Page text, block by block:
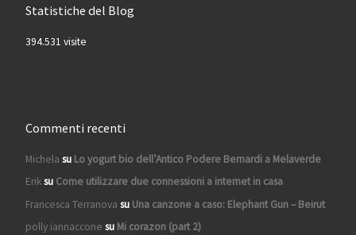
Statistiche del Blog
394.531 visite
Commenti recenti
Michela su Lo yogurt bio dell’Antico Podere Bernardi a Melaverde
Eriksu Come utilizzare due connessioni a internet in casa
Francesca Terranova su Una canzone a caso: Elephant Gun – Beirut
polly iannaccone su Mi corazon (part 2)